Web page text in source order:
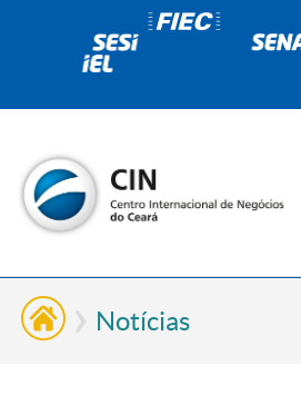
Notícias